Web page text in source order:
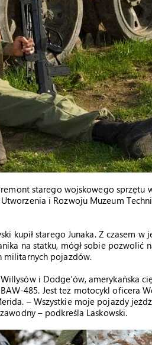
starego wojskowego sprzętu
i Rozwoju Muzeum
kupił starego Junaka. Z czasem w
na statku, mógł sobie pozwolić
militarnych pojazdów.
i Dodge’ów, amerykańska
485. Jest też motocykl oficera
– Wszystkie moje pojazdy
– podkreśla Laskowski.